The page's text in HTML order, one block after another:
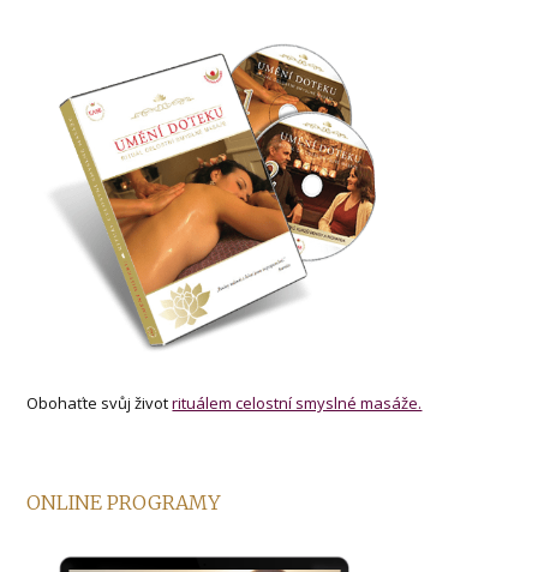
Obohaťte svůj životrituálem celostní smyslné masáže.
ONLINE PROGRAMY